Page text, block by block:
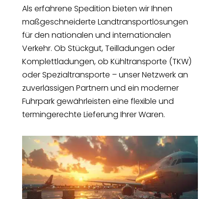
Als erfahrene Spedition bieten wir Ihnen
maßgeschneiderte Landtransportlösungen
für den nationalen und internationalen
Verkehr. Ob Stückgut, Teilladungen oder
Komplettladungen, ob Kühltransporte (TKW)
oder Spezialtransporte – unser Netzwerk an
zuverlässigen Partnern und ein moderner
Fuhrpark gewährleisten eine flexible und
termingerechte Lieferung Ihrer Waren.